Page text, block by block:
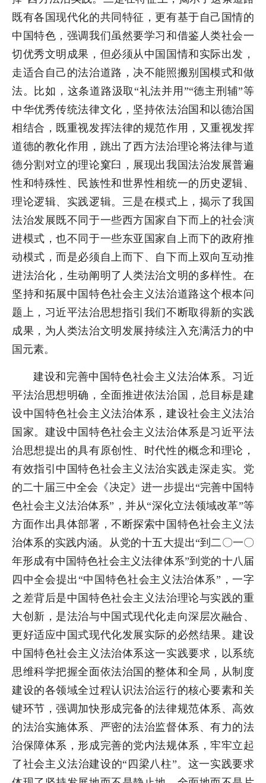
既有各国现代化的共同特征，更有基于自己国情的
中国特色，强调我们虽然要学习和借鉴人类社会一
切优秀文明成果，但必须从中国国情和实际出发，
走适合自己的法治道路，决不能照搬别国模式和做
法。比如，这条道路汲取“礼法并用”“德主刑辅”等
中华优秀传统法律文化，坚持依法治国和以德治国
相结合，既重视发挥法律的规范作用，又重视发挥
道德的教化作用，跳出了西方法治理论将法律与道
德分割对立的理论窠臼，展现出我国法治发展普遍
性和特殊性、民族性和世界性相统一的历史逻辑、
理论逻辑、实践逻辑。三是在模式上，揭示了我国
法治发展既不同于一些西方国家自下而上的社会演
进模式，也不同于一些东亚国家自上而下的政府推
动模式，而是必须自上而下、自下而上双向互动推
进法治化，生动阐明了人类法治文明的多样性。在
坚持和拓展中国特色社会主义法治道路这个根本问
题上，习近平法治思想指引我们不断取得新的实践
成果，为人类法治文明发展持续注入充满活力的中
国元素。
建设和完善中国特色社会主义法治体系。习近
平法治思想明确，全面推进依法治国，总目标是建
设中国特色社会主义法治体系，建设社会主义法治
国家。建设中国特色社会主义法治体系是习近平法
治思想提出的具有原创性、时代性的概念和理论，
有效指引中国特色社会主义法治实践走深走实。党
的二十届三中全会《决定》进一步提出“完善中国特
色社会主义法治体系”，并从“深化立法领域改革”等
方面作出具体部署，不断探索中国特色社会主义法
治体系的实践内涵。从党的十五大提出“到二〇一〇
年形成有中国特色社会主义法律体系”到党的十八届
四中全会提出“中国特色社会主义法治体系”，一字
之差背后是中国特色社会主义法治理论与实践的重
大创新，是法治与中国式现代化走向深层次融合、
更好适应中国式现代化发展实际的必然结果。建设
中国特色社会主义法治体系这一实践要求，以系统
思维科学把握全面依法治国的整体和全局，从制度
建设的各领域全过程认识法治运行的核心要素和关
键环节，强调加快形成完备的法律规范体系、高效
的法治实施体系、严密的法治监督体系、有力的法
治保障体系，形成完善的党内法规体系，牢牢立起
了社会主义法治建设的“四梁八柱”。这一实践要求